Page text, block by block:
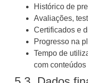
Histórico de
Avaliações,
Certificados e
Progresso na
Tempo de
com conteúdos